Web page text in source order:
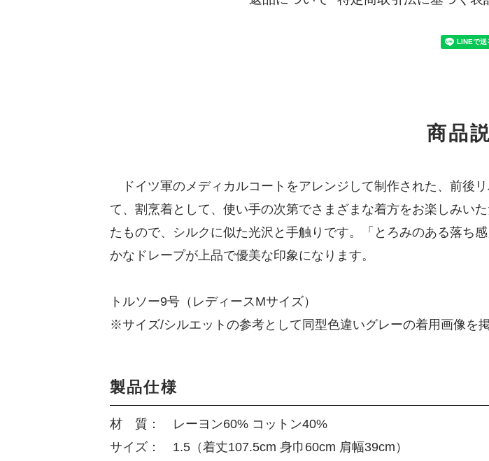
商品
ドイツ軍のメディカルコートをアレンジして制作された、前後
て、割烹着として、使い手の次第でさまざまな着方をお楽しみい
たもので、シルクに似た光沢と手触りです。「とろみのある落ち
かなドレープが上品で優美な印象になります。
トルソー9号（レディースMサイズ）
※サイズ/シルエットの参考として同型色違いグレーの着用画像を掲
製品仕様
材 質： レーヨン60% コットン40%
サイズ： 1.5（着丈107.5cm 身巾60cm 肩幅39cm）